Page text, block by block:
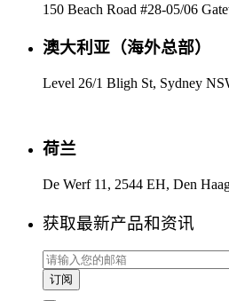
150 Beach Road #28-05/06
澳大利亚（海外总部）
Level 26/1 Bligh St, Sydney
荷兰
De Werf 11, 2544 EH, Den
获取最新产品和资讯